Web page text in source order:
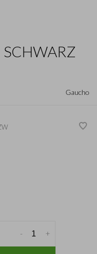
SCHWARZ
Gaucho
+
-